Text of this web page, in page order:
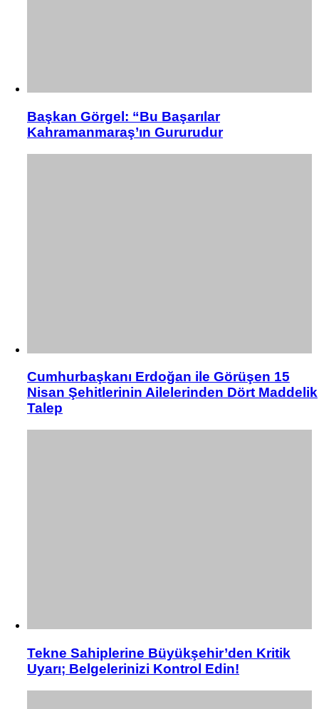
Başkan Görgel: “Bu Başarılar
Kahramanmaraş’ın Gururudur
Cumhurbaşkanı Erdoğan ile Görüşen 15
Nisan Şehitlerinin Ailelerinden Dört Maddelik
Talep
Tekne Sahiplerine Büyükşehir’den Kritik
Uyarı; Belgelerinizi Kontrol Edin!